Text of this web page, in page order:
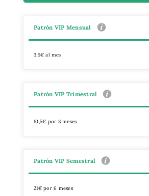
Patrón VIP Mensual
3,5€ al mes
Patrón VIP Trimestral
10,5€ por 3 meses
Patrón VIP Semestral
21€ por 6 meses